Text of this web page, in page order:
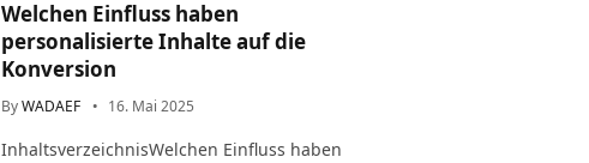
Welchen Einfluss haben
personalisierte Inhalte auf die
Konversion
ByWADAEF 16. Mai 2025
InhaltsverzeichnisWelchen Einfluss haben